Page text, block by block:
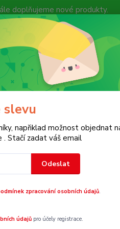
doplňujeme nové produkty.
Hledat
si rady? Zavolejte. + 420 773
Dámské
slevu
napřiklad možnost objednat
. Stačí zadat váš email
Odeslat
zpracování osobních údajů.
údajůpro účely registrace.